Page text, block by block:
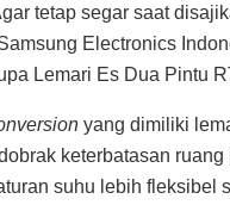
tetap segar saat
Electronics
Lemari Es Dua Pintu
yang dimiliki
keterbatasan
suhu lebih fleksibel